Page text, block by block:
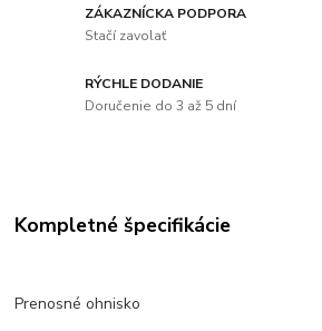
ZÁKAZNÍCKA PODPORA
Stačí zavolať
RÝCHLE DODANIE
Doručenie do 3 až 5 dní
Kompletné špecifikácie
Prenosné ohnisko